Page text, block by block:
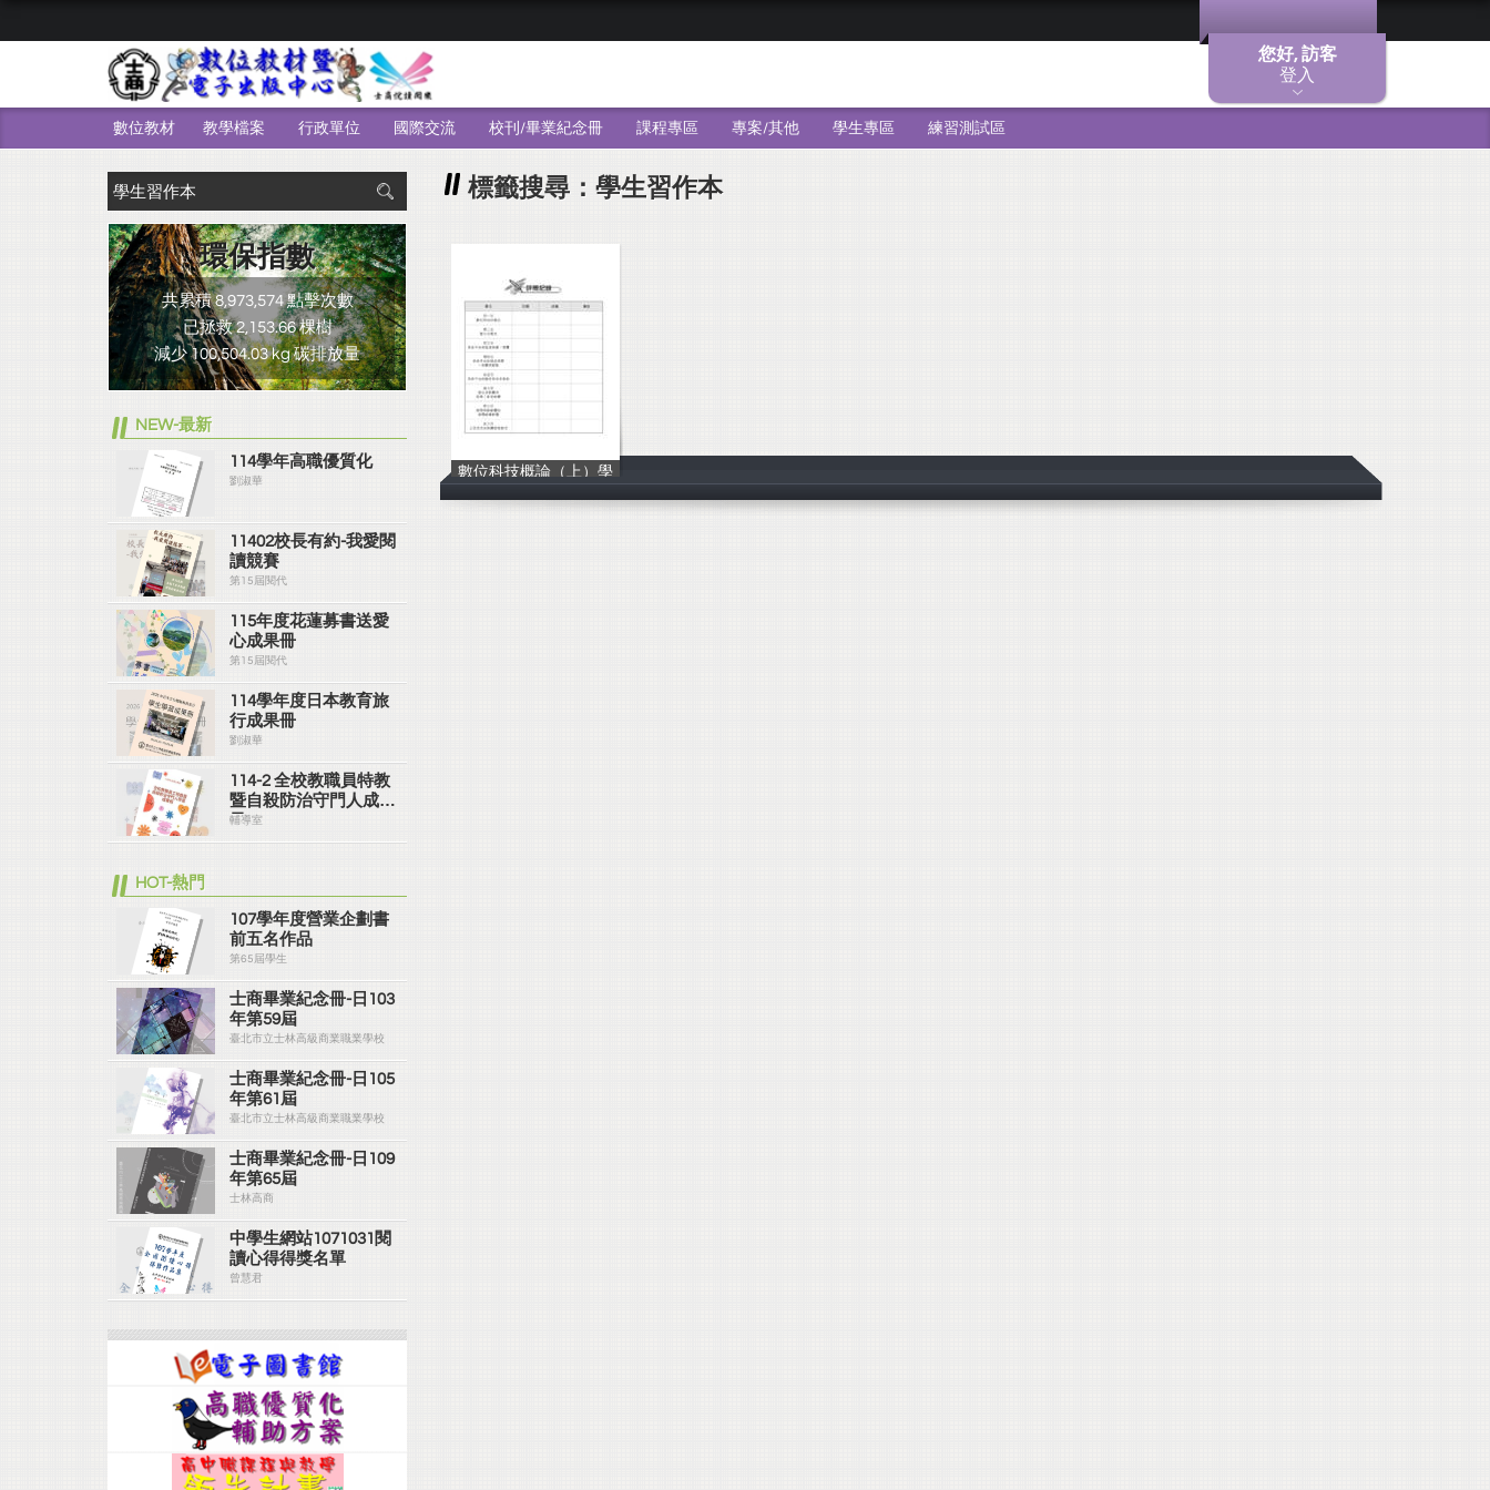
您好, 訪客
登入
數位教材 教學檔案 行政單位 國際交流 校刊/畢業紀念冊 課程專區 專案/其他 學生專區 練習測試區
標籤搜尋：學生習作本
數位科技概論（上）學
旗立
環保指數
共累積 8,973,574 點擊次數
已拯救 2,153.66 棵樹
減少 100,504.03 kg 碳排放量
NEW-最新
114學年高職優質化
劉淑華
11402校長有約-我愛閱
讀競賽
第15屆閱代
115年度花蓮募書送愛
心成果冊
第15屆閱代
114學年度日本教育旅
行成果冊
劉淑華
114-2 全校教職員特教
暨自殺防治守門人成果
冊
輔導室
HOT-熱門
107學年度營業企劃書
前五名作品
第65屆學生
士商畢業紀念冊-日103
年第59屆
臺北市立士林高級商業職業學校
士商畢業紀念冊-日105
年第61屆
臺北市立士林高級商業職業學校
士商畢業紀念冊-日109
年第65屆
士林高商
中學生網站1071031閱
讀心得得獎名單
曾慧君